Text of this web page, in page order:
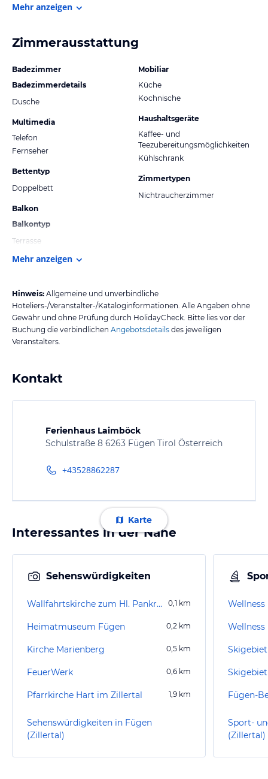
Mehr anzeigen
Zimmerausstattung
Badezimmer
Badezimmerdetails
Dusche
Multimedia
Telefon
Fernseher
Bettentyp
Doppelbett
Balkon
Balkontyp
Terrasse
Mobiliar
Küche
Kochnische
Haushaltsgeräte
Kaffee- und
Teezubereitungsmöglichkeiten
Kühlschrank
Zimmertypen
Nichtraucherzimmer
Mehr anzeigen
Hinweis: Allgemeine und unverbindliche
Hoteliers-/Veranstalter-/Kataloginformationen. Alle Angaben ohne
Gewähr und ohne Prüfung durch HolidayCheck. Bitte lies vor der
Buchung die verbindlichen Angebotsdetails des jeweiligen
Veranstalters.
Kontakt
Ferienhaus Laimböck
Schulstraße 8 6263 Fügen Tirol Österreich
+43528862287
Karte
Interessantes in der Nähe
Sehenswürdigkeiten
Wallfahrtskirche zum Hl. Pankratius 0,1 km
Heimatmuseum Fügen 0,2 km
Kirche Marienberg 0,5 km
FeuerWerk 0,6 km
Pfarrkirche Hart im Zillertal 1,9 km
Sehenswürdigkeiten in Fügen
(Zillertal)
Fügen-
Sport-
(Zillertal)